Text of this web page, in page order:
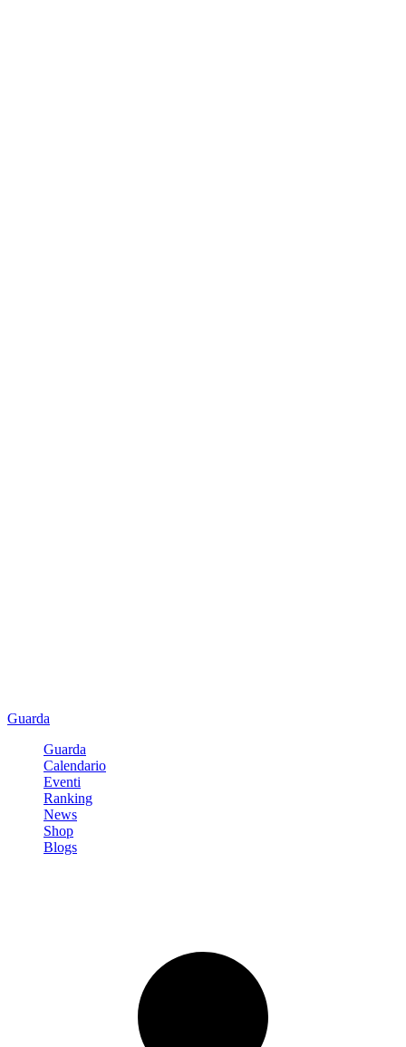
Guarda
Guarda
Calendario
Eventi
Ranking
News
Shop
Blogs